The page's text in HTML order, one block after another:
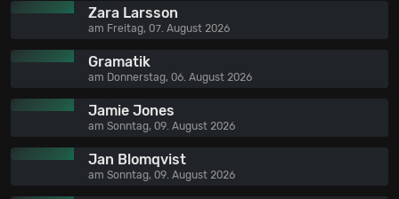
Zara Larsson
am Freitag, 07. August 2026
Gramatik
am Donnerstag, 06. August 2026
Jamie Jones
am Sonntag, 09. August 2026
Jan Blomqvist
am Sonntag, 09. August 2026